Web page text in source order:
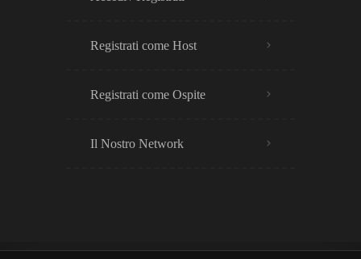
Registrati come Host
Registrati come Ospite
Il Nostro Network